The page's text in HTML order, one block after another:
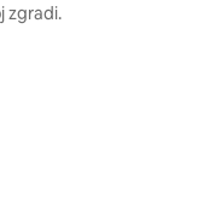
zgradi.